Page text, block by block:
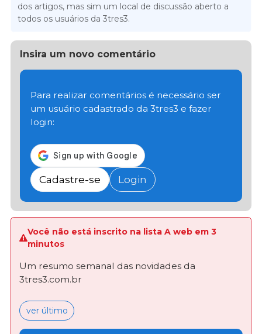
dos artigos, mas sim um local de discussão aberto a
todos os usuários da 3tres3.
Insira um novo comentário
Para realizar comentários é necessário ser
um usuário cadastrado da 3tres3 e fazer
login:
Cadastre-se Login
Você não está inscrito na lista A web em 3
minutos
Um resumo semanal das novidades da
3tres3.com.br
ver último